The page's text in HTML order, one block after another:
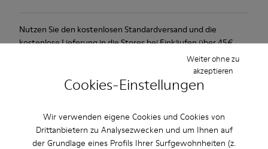
Cookies-Einstellungen
Wir verwenden eigene Cookies und Cookies von
Drittanbietern zu Analysezwecken und um Ihnen auf
der Grundlage eines Profils Ihrer Surfgewohnheiten (z.
Weiter ohne zu
akzeptieren
Nutzen Sie den kostenlosen Standardversand und die
kostenlose Lieferung in die Stores bei Einkäufen über 45€.
Runner ORC, ein Sneaker in Rot und Weiß mit roten
Schnürbändern, gefertigt aus Textilgewebe und Wildleder.